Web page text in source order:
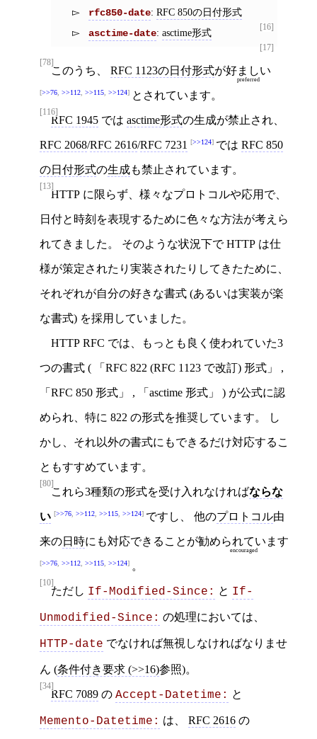
[16]
rfc850-date:RFC 850の日付形式
[17]
asctime-date:asctime形式
[78]
このうち、 RFC 1123の日付形式が好ましい
preferred
>>76 >>112 >>115 >>124 とされています。
[116]
RFC 1945 では asctime形式の生成が禁止され、
RFC 2068/RFC 2616/RFC 7231 >>124 では RFC 850
の日付形式の生成も禁止されています。
[13]
HTTP に限らず、様々なプロトコルや応用で、
日付と時刻を表現するために色々な方法が考えら
れてきました。 そのような状況下で HTTP は仕
様が策定されたり実装されたりしてきたために、
それぞれが自分の好きな書式 (あるいは実装が楽
な書式) を採用していました。
HTTP RFC では、もっとも良く使われていた3
つの書式 ( RFC 822 (RFC 1123 で改訂) 形式 ,
RFC 850 形式 , asctime 形式 ) が公式に認
められ、特に 822 の形式を推奨しています。 し
かし、それ以外の書式にもできるだけ対応するこ
ともすすめています。
[80]
これら3種類の形式を受け入れなければならな
い >>76 >>112 >>115 >>124 ですし、 他のプロトコル由
来の日時にも対応できることが勧められています
encouraged
>>76 >>112 >>115 >>124 。
[10]
ただし If-Modified-Since: と If-
Unmodified-Since: の処理においては、
HTTP-date でなければ無視しなければなりませ
ん (条件付き要求 (>>16)参照)。
[34]
RFC 7089 の Accept-Datetime: と
Memento-Datetime: は、 RFC 2616 の